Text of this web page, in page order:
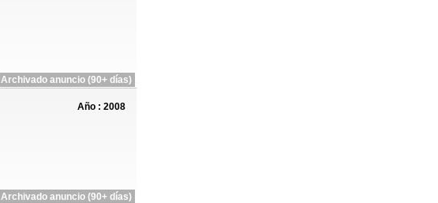
Archivado anuncio (90+ días)
Año : 2008
Archivado anuncio (90+ días)